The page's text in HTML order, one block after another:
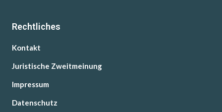
Rechtliches
Kontakt
Juristische Zweitmeinung
Impressum
Datenschutz